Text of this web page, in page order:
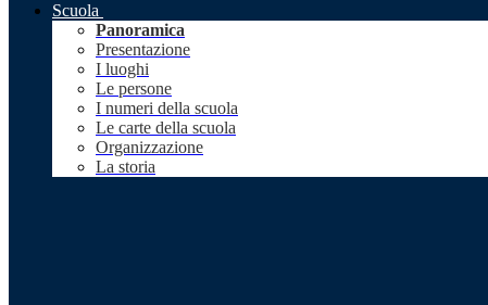
Scuola
Panoramica
Presentazione
I luoghi
Le persone
I numeri della scuola
Le carte della scuola
Organizzazione
La storia